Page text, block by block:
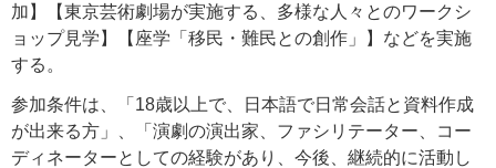
加】【東京芸術劇場が実施する、多様な人々とのワークシ
ョップ見学】【座学「移民・難民との創作」】などを実施
する。
参加条件は、「18歳以上で、日本語で日常会話と資料作成
が出来る方」、「演劇の演出家、ファシリテーター、コー
ディネーターとしての経験があり、今後、継続的に活動し